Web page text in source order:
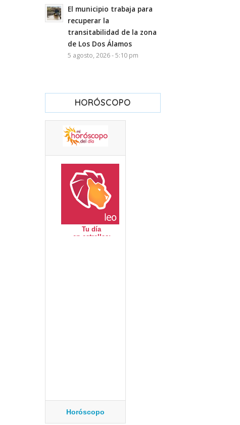
El municipio trabaja para
recuperar la
transitabilidad de la zona
de Los Dos Álamos
5 agosto, 2026 - 5:10 pm
HORÓSCOPO
Horóscopo